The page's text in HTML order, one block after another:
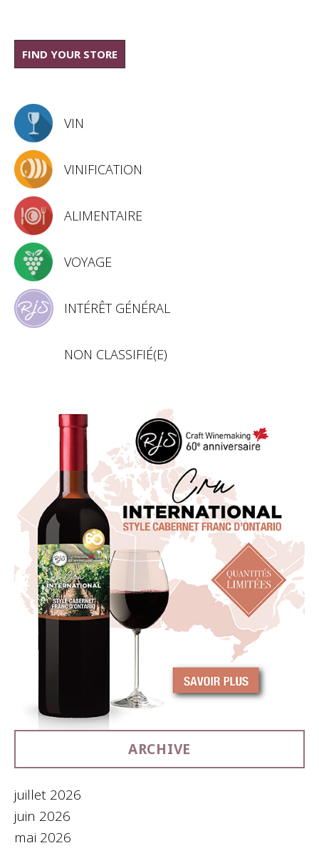
FIND YOUR STORE
VIN
VINIFICATION
ALIMENTAIRE
VOYAGE
INTÉRÊT GÉNÉRAL
NON CLASSIFIÉ(E)
ARCHIVE
juillet 2026
juin 2026
mai 2026